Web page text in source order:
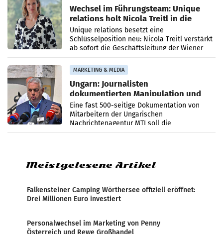
Wechsel im Führungsteam: Unique
relations holt Nicola Treitl in die
Geschäftsleitung
Unique relations besetzt eine
Schlüsselposition neu: Nicola Treitl verstärkt
ab sofort die Geschäftsleitung der Wiener
PR-Agentur an der Seite von Josef Kalina und
Anna Kalina-Mahr.
MARKETING & MEDIA
Ungarn: Journalisten
dokumentierten Manipulation und
Zensur
Eine fast 500-seitige Dokumentation von
Mitarbeitern der Ungarischen
Nachrichtenagentur MTI soll die
systematische Nachrichten-Manipulation und
Meistgelesene Artikel
Falkensteiner Camping Wörthersee offiziell eröffnet:
Drei Millionen Euro investiert
Personalwechsel im Marketing von Penny
Österreich und Rewe Großhandel